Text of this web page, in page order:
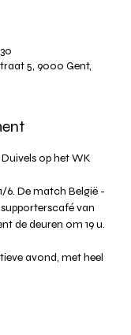
5, 9000 Gent,
op het WK
6. De match België -
van
de deuren om 19 u.
avond, met heel